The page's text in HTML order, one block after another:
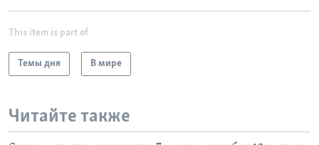
This item is part of
Темы дня В мире
Читайте также